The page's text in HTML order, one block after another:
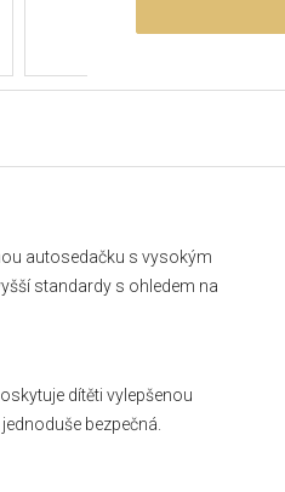
autosedačku s vysokým
standardy s ohledem na
dítěti vylepšenou
bezpečná.